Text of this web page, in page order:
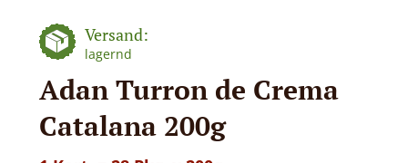
Versand:
lagernd
Adan Turron de Crema
Catalana 200g